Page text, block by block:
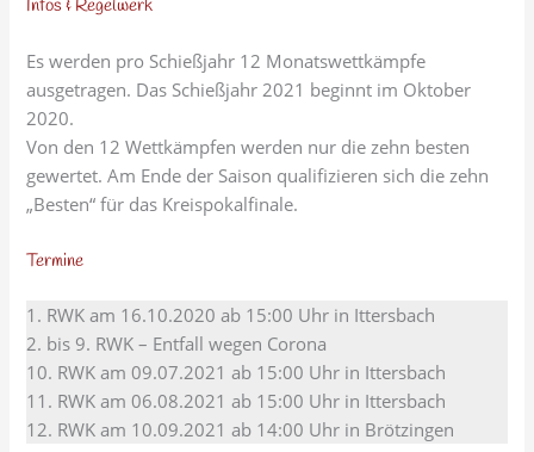
Infos & Regelwerk
Es werden pro Schießjahr 12 Monatswettkämpfe
ausgetragen. Das Schießjahr 2021 beginnt im Oktober
2020.
Von den 12 Wettkämpfen werden nur die zehn besten
gewertet. Am Ende der Saison qualifizieren sich die zehn
„Besten“ für das Kreispokalfinale.
Termine
1. RWK am 16.10.2020 ab 15:00 Uhr in Ittersbach
2. bis 9. RWK – Entfall wegen Corona
10. RWK am 09.07.2021 ab 15:00 Uhr in Ittersbach
11. RWK am 06.08.2021 ab 15:00 Uhr in Ittersbach
12. RWK am 10.09.2021 ab 14:00 Uhr in Brötzingen